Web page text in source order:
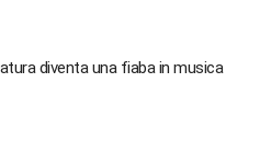
diventa una fiaba in musica